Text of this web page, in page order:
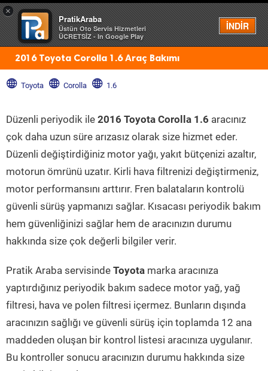
×
PratikAraba
Üstün Oto Servis Hizmetleri
ÜCRETSİZ - In Google Play
İNDİR
Menü
2016 Toyota Corolla 1.6 Araç Bakımı
Toyota Corolla 1.6
Düzenli periyodik ile 2016 Toyota Corolla 1.6 aracınız
çok daha uzun süre arızasız olarak size hizmet eder.
Düzenli değiştirdiğiniz motor yağı, yakıt bütçenizi azaltır,
motorun ömrünü uzatır. Kirli hava filtrenizi değiştirmeniz,
motor performansını arttırır. Fren balataların kontrolü
güvenli sürüş yapmanızı sağlar. Kısacası periyodik bakım
hem güvenliğinizi sağlar hem de aracınızın durumu
hakkında size çok değerli bilgiler verir.
Pratik Araba servisinde Toyota marka aracınıza
yaptırdığınız periyodik bakım sadece motor yağ, yağ
filtresi, hava ve polen filtresi içermez. Bunların dışında
aracınızın sağlığı ve güvenli sürüş için toplamda 12 ana
maddeden oluşan bir kontrol listesi aracınıza uygulanır.
Bu kontroller sonucu aracınızın durumu hakkında size